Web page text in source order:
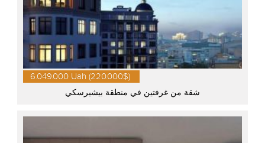
6.049.000 Uah (220.000$)
شقة من غرفتين في منطقة بيشيرسكي